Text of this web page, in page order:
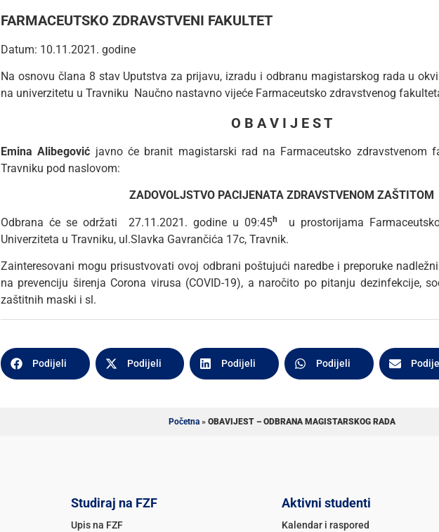
FARMACEUTSKO ZDRAVSTVENI FAKULTET
Datum: 10.11.2021. godine
Na osnovu člana 8 stav Uputstva za prijavu, izradu i odbranu magistarskog rada u
na univerzitetu u Travniku Naučno nastavno vijeće Farmaceutsko zdravstvenog
O B A V I J E S T
Emina Alibegović javno će branit magistarski rad na Farmaceutsko zdravstvenom
Travniku pod naslovom:
ZADOVOLJSTVO PACIJENATA ZDRAVSTVENOM ZAŠTITOM
Odbrana će se održati 27.11.2021. godine u 09:45h
u prostorijama
Univerziteta u Travniku, ul.Slavka Gavrančića 17c, Travnik.
Zainteresovani mogu prisustvovati ovoj odbrani poštujući naredbe i preporuke
na prevenciju širenja Corona virusa (COVID-19), a naročito po pitanju dezinfekcije,
zaštitnih maski i sl.
Podijeli Podijeli Podijeli Podijeli
Početna» OBAVIJEST – ODBRANA MAGISTARSKOG RADA
Studiraj na FZF
Upis na FZF
Aktivni studenti
Kalendar i raspored